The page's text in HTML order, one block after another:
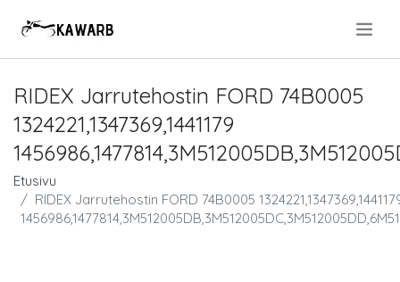
RIDEX Jarrutehostin FORD 74B0005
1324221,1347369,1441179
Etusivu
RIDEX Jarrutehostin FORD 74B0005